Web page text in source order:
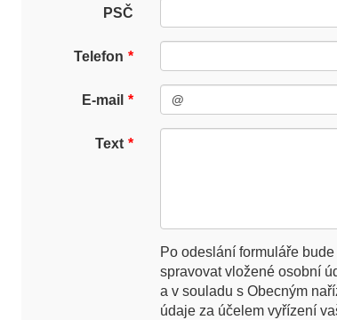
PSČ
Telefon
E-mail
Text
Po odeslání formuláře
spravovat vložené osobní
a v souladu s Obecným
údaje za účelem vyřízení